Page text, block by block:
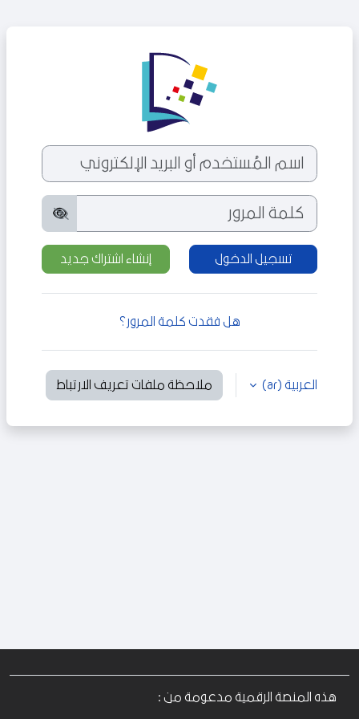
الدخول إلى FNCT - Académie
تخطى لتنشيء حسابًا جديدًا
اسم المُستخدم أو البريد الإلكتروني
كلمة المرور
تسجيل الدخول إنشاء اشتراك جديد
هل فقدت كلمة المرور؟
العربية ‎(ar)‎ ملاحظة ملفات تعريف الارتباط
هذه المنصة الرقمية مدعومة من :